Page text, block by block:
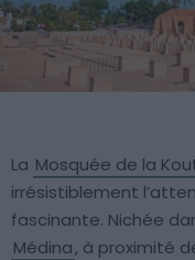
La Mosquée de la
irrésistiblement
fascinante. Nichée
Médina, à proximité